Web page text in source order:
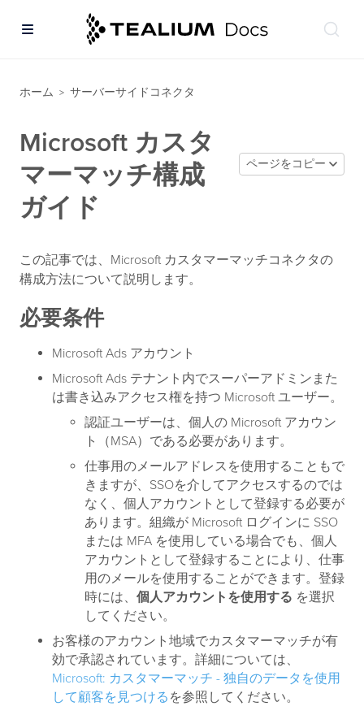
ホーム > サーバーサイドコネクタ
Microsoft カスタ
マーマッチ構成
ガイド
ページをコピー
この記事では、Microsoft カスタマーマッチコネクタの
構成方法について説明します。
必要条件
Microsoft Ads アカウント
Microsoft Ads テナント内でスーパーアドミンまた
は書き込みアクセス権を持つ Microsoft ユーザー。
認証ユーザーは、個人の Microsoft アカウン
ト（MSA）である必要があります。
仕事用のメールアドレスを使用することもで
きますが、SSOを介してアクセスするのでは
なく、個人アカウントとして登録する必要が
あります。組織が Microsoft ログインに SSO
または MFA を使用している場合でも、個人
アカウントとして登録することにより、仕事
用のメールを使用することができます。登録
時には、 個人アカウントを使用する を選択
してください。
お客様のアカウント地域でカスタマーマッチが有
効で承認されています。詳細については、
Microsoft: カスタマーマッチ - 独自のデータを使用
して顧客を見つける を参照してください。